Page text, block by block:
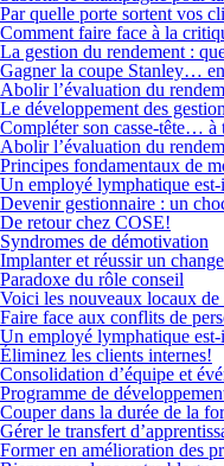
Par quelle porte sortent vos
Comment faire face à la
La gestion du rendement :
Gagner la coupe Stanley…
Abolir l’évaluation du
Le développement des
Compléter son casse-tête… à
Abolir l’évaluation du
Principes fondamentaux de
Un employé lymphatique
Devenir gestionnaire : un
De retour chez COSE!
Syndromes de démotivation
Implanter et réussir un
Paradoxe du rôle conseil
Voici les nouveaux locaux de
Faire face aux conflits de
Un employé lymphatique
Éliminez les clients internes!
Consolidation d’équipe et
Programme de
Couper dans la durée de la
Gérer le transfert
Former en amélioration des